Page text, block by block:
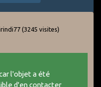
(3245 visites)
l'objet a été
d'en contacter